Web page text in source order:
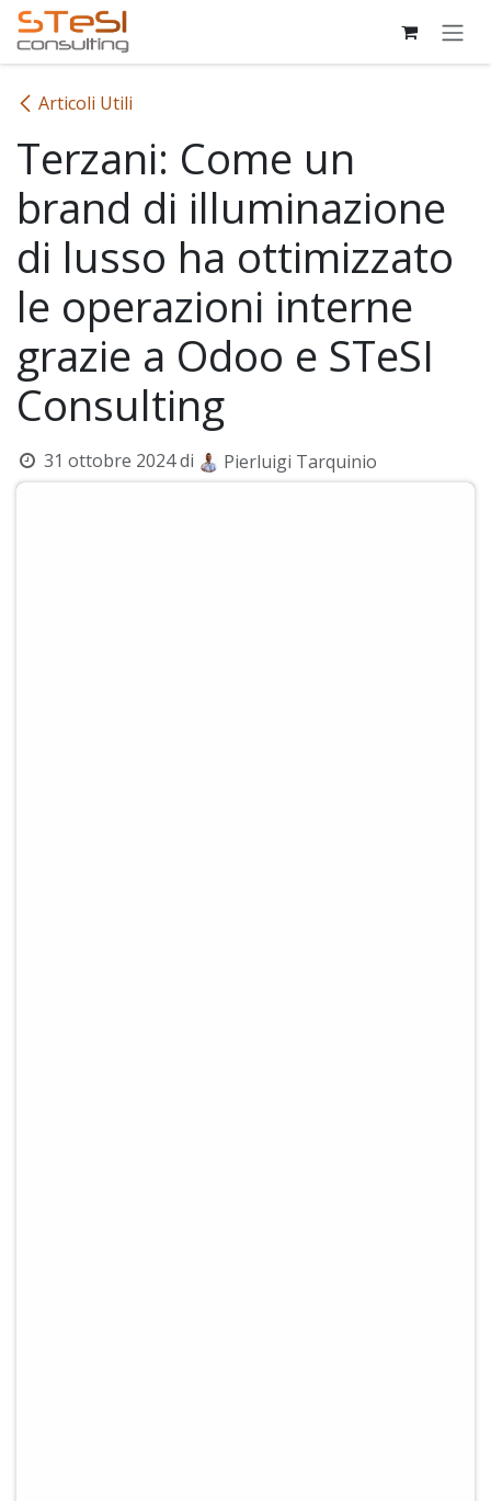
Passa al contenuto
Articoli Utili
Terzani: Come un
brand di illuminazione
di lusso ha ottimizzato
le operazioni interne
grazie a Odoo e STeSI
Consulting
31 ottobre 2024 di Pierluigi Tarquinio